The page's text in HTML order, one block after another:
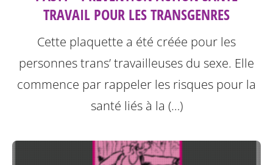
TRAVAIL POUR LES TRANSGENRES
Cette plaquette a été créée pour les
personnes trans’ travailleuses du sexe. Elle
commence par rappeler les risques pour la
santé liés à la (…)